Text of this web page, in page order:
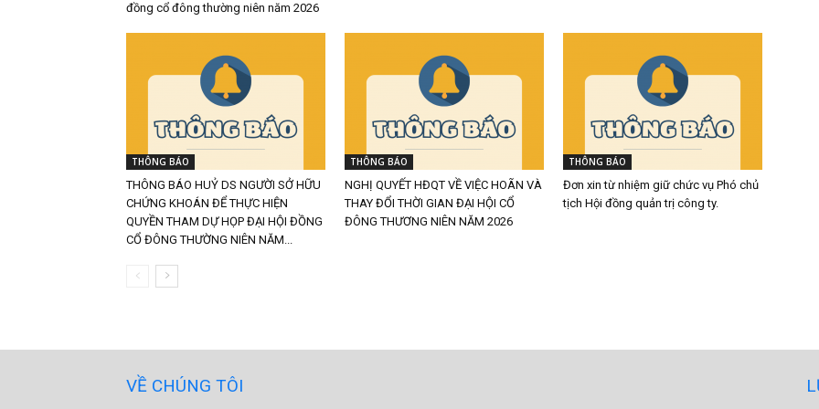
đồng cổ đông thường niên năm 2026
THÔNG BÁO
THÔNG BÁO HUỶ DS NGƯỜI SỞ HỮU
CHỨNG KHOÁN ĐỂ THỰC HIỆN
QUYỀN THAM DỰ HỌP ĐẠI HỘI ĐỒNG
CỔ ĐÔNG THƯỜNG NIÊN NĂM...
THÔNG BÁO
NGHỊ QUYẾT HĐQT VỀ VIỆC HOÃN VÀ
THAY ĐỔI THỜI GIAN ĐẠI HỘI CỔ
ĐÔNG THƯƠNG NIÊN NĂM 2026
THÔNG BÁO
Đơn xin từ nhiệm giữ chức vụ Phó chủ
tịch Hội đồng quản trị công ty.
VỀ CHÚNG TÔI